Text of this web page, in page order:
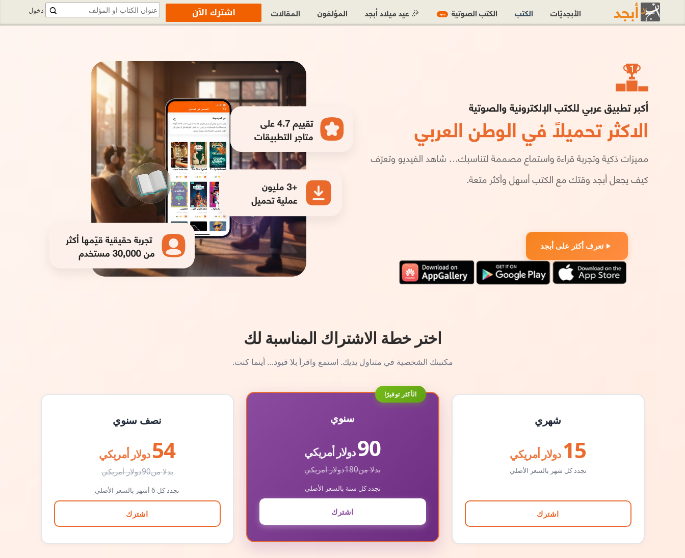
تعرف أكثر على أبجد
اختر خطة الاشتراك المناسبة لك
مكتبتك الشخصية في متناول يديك. استمع واقرأ بلا قيود… أينما كنت.
شهري
15 دولار أمريكي
تجدد كل شهر بالسعر الأصلي
اشترك
الأكثر توفيرًا
سنوي
90دولار أمريكي
بدلا من180دولار أمريكي
تجدد كل سنة بالسعر الأصلي
اشترك
نصف سنوي
54 دولار أمريكي
بدلا من90دولار أمريكي
تجدد كل 6 أشهر بالسعر الأصلي
اشترك
دخول الأبجديّات الكتب الكتب الصوتية جديد 🎉 عيد ميلاد أبجد المؤلفون المقالات اشترك الآن